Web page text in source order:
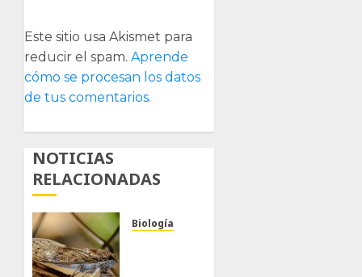
Este sitio usa Akismet para
reducir el spam. Aprende
cómo se procesan los datos
de tus comentarios.
NOTICIAS
RELACIONADAS
Biología